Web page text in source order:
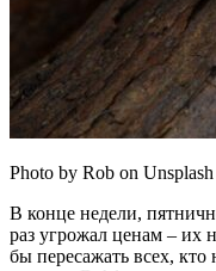
Photo by Rob on Unsplash
В конце недели,
раз угрожал ценам – их
бы пересажать всех, кто